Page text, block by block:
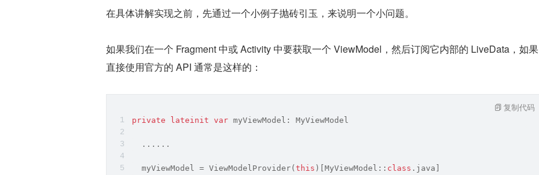
在具体讲解实现之前，先通过一个小例子抛砖引玉，来说明一个小问题。
如果我们在一个 Fragment 中或 Activity 中要获取一个 ViewModel，然后订阅它内部的 LiveData，如果
直接使用官方的 API 通常是这样的：
private lateinit var myViewModel: MyViewModel
  ......
  myViewModel = ViewModelProvider(
this )[MyViewModel:: class .java]
复制代码